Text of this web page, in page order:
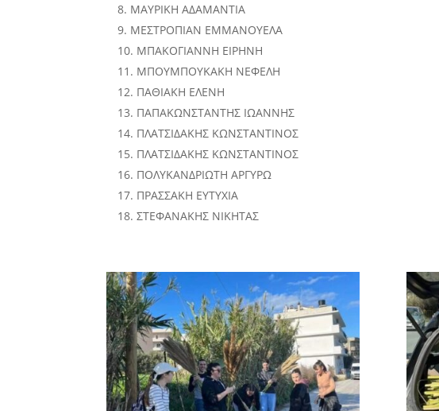
ΜΑΥΡΙΚΗ ΑΔΑΜΑΝΤΙΑ
ΜΕΣΤΡΟΠΙΑΝ ΕΜΜΑΝΟΥΕΛΑ
ΜΠΑΚΟΓΙΑΝΝΗ ΕΙΡΗΝΗ
ΜΠΟΥΜΠΟΥΚΑΚΗ ΝΕΦΕΛΗ
ΠΑΘΙΑΚΗ ΕΛΕΝΗ
ΠΑΠΑΚΩΝΣΤΑΝΤΗΣ ΙΩΑΝΝΗΣ
ΠΛΑΤΣΙΔΑΚΗΣ ΚΩΝΣΤΑΝΤΙΝΟΣ
ΠΛΑΤΣΙΔΑΚΗΣ ΚΩΝΣΤΑΝΤΙΝΟΣ
ΠΟΛΥΚΑΝΔΡΙΩΤΗ ΑΡΓΥΡΩ
ΠΡΑΣΣΑΚΗ ΕΥΤΥΧΙΑ
ΣΤΕΦΑΝΑΚΗΣ ΝΙΚΗΤΑΣ